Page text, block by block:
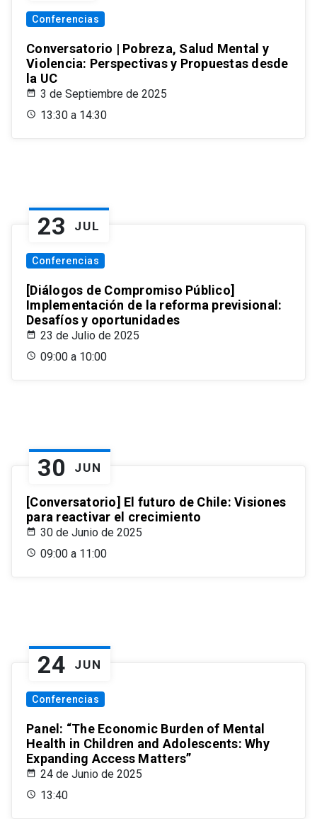
Conferencias
Conversatorio | Pobreza, Salud Mental y
Violencia: Perspectivas y Propuestas desde
la UC
3 de Septiembre de 2025
13:30 a 14:30
23 JUL
Conferencias
[Diálogos de Compromiso Público]
Implementación de la reforma previsional:
Desafíos y oportunidades
23 de Julio de 2025
09:00 a 10:00
30 JUN
[Conversatorio] El futuro de Chile: Visiones
para reactivar el crecimiento
30 de Junio de 2025
09:00 a 11:00
24 JUN
Conferencias
Panel: “The Economic Burden of Mental
Health in Children and Adolescents: Why
Expanding Access Matters”
24 de Junio de 2025
13:40